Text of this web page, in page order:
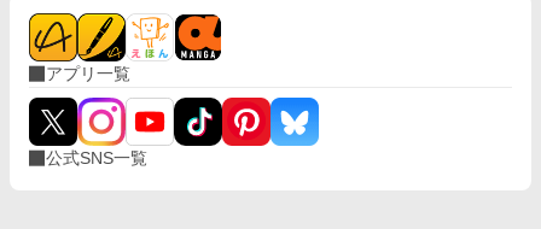
アプリ一覧
公式SNS一覧